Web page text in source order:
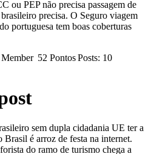
ou PEP não precisa passagem de
precisa. O Seguro viagem
portuguesa tem boas coberturas
Member 52 PontosPosts: 10
sem dupla cidadania UE ter a
Brasil é arroz de festa na internet.
do ramo de turismo chega a